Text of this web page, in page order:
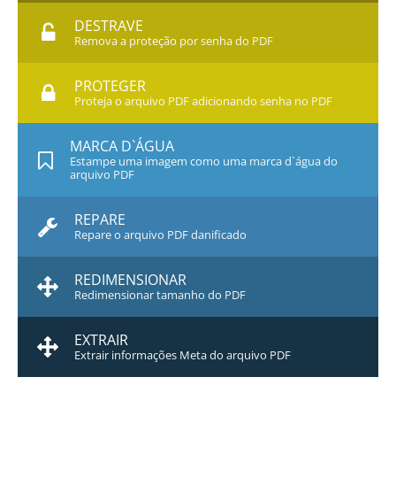
DESTRAVE
Remova a proteção por senha do PDF
PROTEGER
Proteja o arquivo PDF adicionando senha no PDF
MARCA D`ÁGUA
Estampe uma imagem como uma marca d`água do
arquivo PDF
REPARE
Repare o arquivo PDF danificado
REDIMENSIONAR
Redimensionar tamanho do PDF
EXTRAIR
Extrair informações Meta do arquivo PDF